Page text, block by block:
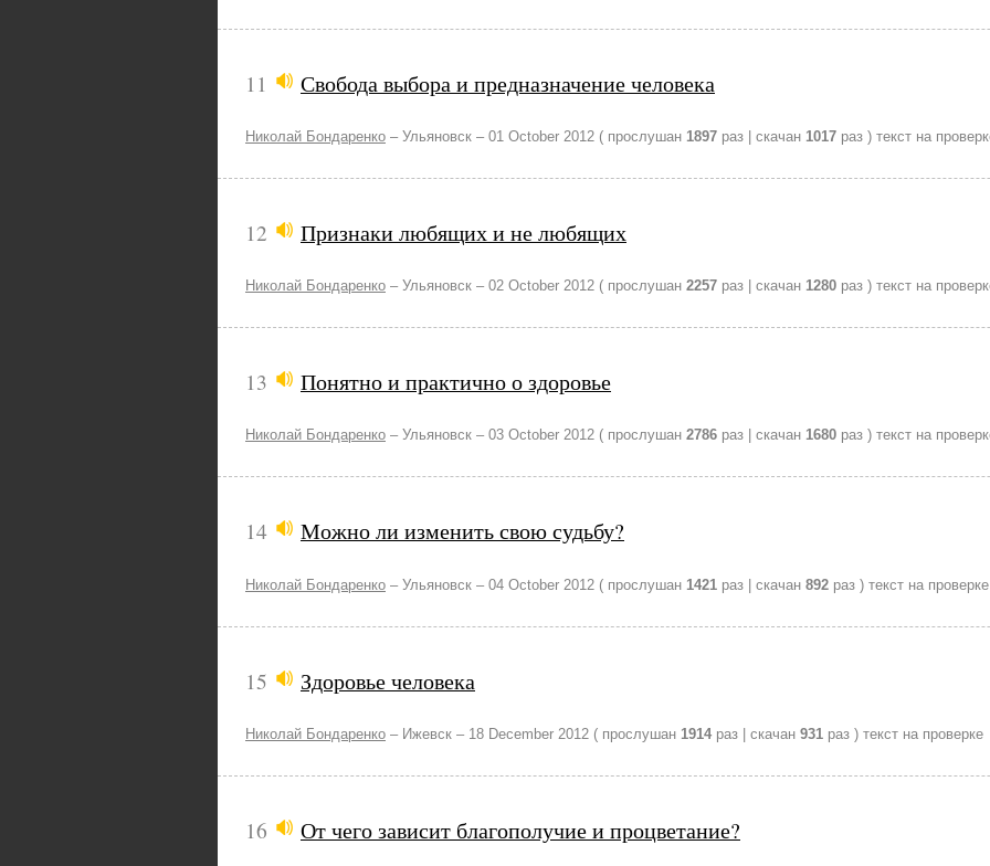
11 Свобода выбора и предназначение человека
Николай Бондаренко – Ульяновск – 01 October 2012 ( прослушан 1897 раз | скачан 1017 раз ) текст на
12 Признаки любящих и не любящих
Николай Бондаренко – Ульяновск – 02 October 2012 ( прослушан 2257 раз | скачан 1280 раз ) текст на
13 Понятно и практично о здоровье
Николай Бондаренко – Ульяновск – 03 October 2012 ( прослушан 2786 раз | скачан 1680 раз ) текст на
14 Можно ли изменить свою судьбу?
Николай Бондаренко – Ульяновск – 04 October 2012 ( прослушан 1421 раз | скачан 892 раз ) текст на проверке
15 Здоровье человека
Николай Бондаренко – Ижевск – 18 December 2012 ( прослушан 1914 раз | скачан 931 раз ) текст на проверке
16 От чего зависит благополучие и процветание?